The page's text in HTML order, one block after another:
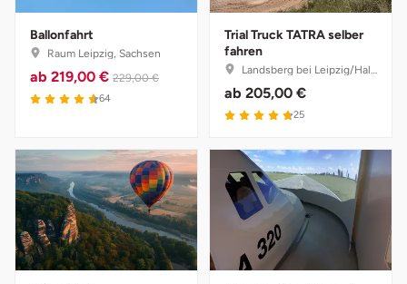
Ballonfahrt
Raum Leipzig, Sachsen
ab 219,00 € 229,00 €
4.6 von 5
64
Trial Truck TATRA selber
fahren
Landsberg bei Leipzig/Halle, Sachsen-Anhalt
ab 205,00 €
4.8 von 5
25
Moers
Märkisch-Oderland
München
Münster